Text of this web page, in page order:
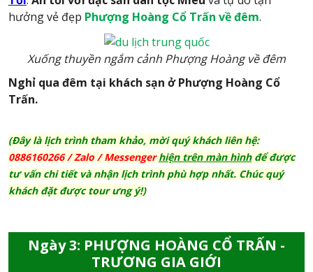
hưởng vẻ đẹp Phượng Hoàng Cổ Trấn về đêm.
Xuống thuyền ngắm cảnh Phượng Hoàng về đêm
Nghỉ qua đêm tại khách sạn ở Phượng Hoàng Cổ
Trấn.
(Đây là lịch trình tham khảo, mời quý khách liên hệ:
0886160266 / Zalo / Messengerhiện trên màn hình để được
tư vấn chi tiết và nhận lịch trình phù hợp nhất. Chúc quý
khách đặt được tour ưng ý!)
Ngày 3: PHƯỢNG HOÀNG CỔ TRẤN -
TRƯƠNG GIA GIỚI